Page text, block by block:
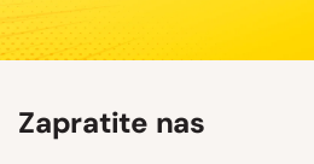
Zapratite nas